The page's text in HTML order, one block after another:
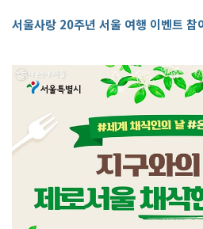
서울사랑 20주년 서울 여행 이벤트